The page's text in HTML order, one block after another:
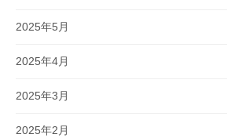
2025年5月
2025年4月
2025年3月
2025年2月